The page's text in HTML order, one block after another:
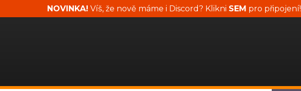
NOVINKA! Víš, že nově máme i Discord? Klikni SEM pro připojení!